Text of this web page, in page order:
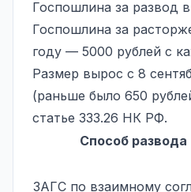
Госпошлина за развод
Госпошлина за
году — 5000 рублей с
Размер вырос с 8
(раньше было 650
статье 333.26 НК РФ.
Способ развода
ЗАГС по взаимному